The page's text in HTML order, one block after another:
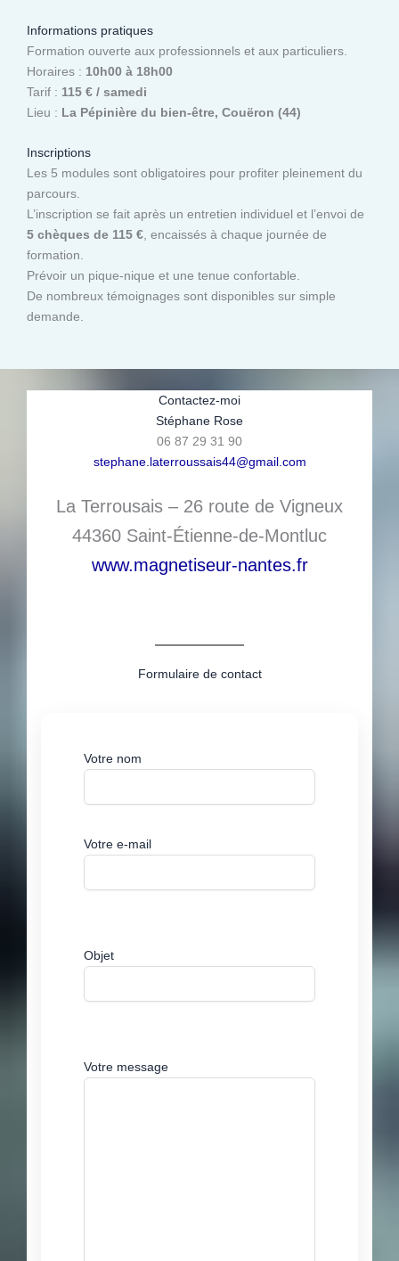
Informations pratiques
Formation ouverte aux professionnels et aux particuliers.
Horaires : 10h00 à 18h00
Tarif : 115 € / samedi
Lieu : La Pépinière du bien-être, Couëron (44)
Inscriptions
Les 5 modules sont obligatoires pour profiter pleinement du
parcours.
L’inscription se fait après un entretien individuel et l’envoi de
5 chèques de 115 €, encaissés à chaque journée de
formation.
Prévoir un pique-nique et une tenue confortable.
De nombreux témoignages sont disponibles sur simple
demande.
Contactez-moi
Stéphane Rose
06 87 29 31 90
stephane.laterroussais44@gmail.com
La Terrousais – 26 route de Vigneux
44360 Saint-Étienne-de-Montluc
www.magnetiseur-nantes.fr
Formulaire de contact
Votre nom
Votre e-mail
Objet
Votre message